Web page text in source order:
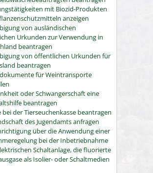
mit Biozid-Produkten
anzeigen
von ausländischen
Urkunden zur Verwendung in
beantragen
von öffentlichen Urkunden für
beantragen
für Weintransporte
oder Schwangerschaft eine
beantragen
bei der Tierseuchenkasse beantragen
des Jugendamts anfragen
über die Anwendung einer
bei der Inbetriebnahme
Schaltanlage, die fluorierte
als Isolier- oder Schaltmedien